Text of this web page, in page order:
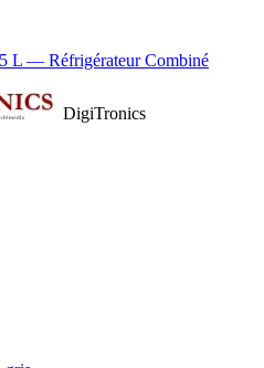
L — Réfrigérateur Combiné
DigiTronics